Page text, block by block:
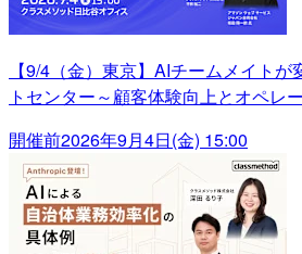
【9/4（金）東京】AIチームメイト
トセンター～顧客体験向上とオペレ
開催前2026年9月4日(金) 15:00